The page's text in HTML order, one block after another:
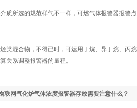
所选的规范样气不一样，可燃气体报警器报警点
混合物，不得已时，可运用丁烷、异丁烷、丙烷
关系调整报警器的量程。
联网气化炉气体浓度报警器存放需要注意什么？